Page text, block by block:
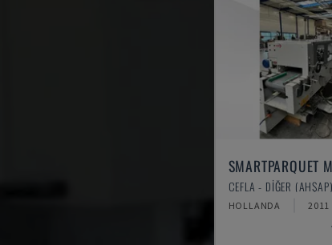
SMARTPARQUET
CEFLA - DIĞER (AHŞAP)
HOLLANDA 2011